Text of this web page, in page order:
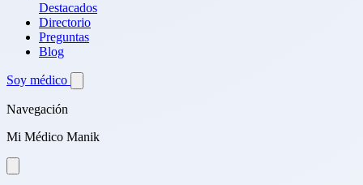
Destacados
Directorio
Preguntas
Blog
Soy médico
Navegación
Mi Médico Manik